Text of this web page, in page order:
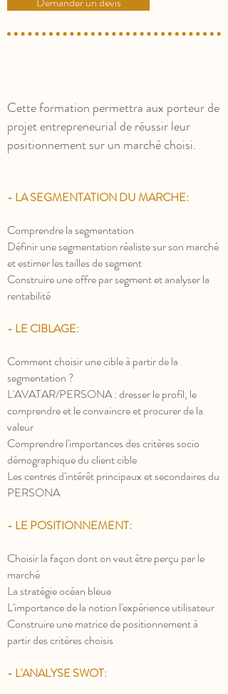
Cette formation permettra aux porteur de
projet entrepreneurial de réussir leur
positionnement sur un marché choisi.
- LA SEGMENTATION DU MARCHE:
Comprendre la segmentation
Définir une segmentation réaliste sur son marché
et estimer les tailles de segment
Construire une offre par segment et analyser la
rentabilité
- LE CIBLAGE:
Comment choisir une cible à partir de la
segmentation ?
L'AVATAR/PERSONA : dresser le profil, le
comprendre et le convaincre et procurer de la
valeur
Comprendre l'importances des critères socio
démographique du client cible
Les centres d'intérêt principaux et secondaires du
PERSONA
- LE POSITIONNEMENT:
Choisir la façon dont on veut être perçu par le
marché
La stratégie océan bleue
L'importance de la notion l'expérience utilisateur
Construire une matrice de positionnement à
partir des critères choisis
- L'ANALYSE SWOT: